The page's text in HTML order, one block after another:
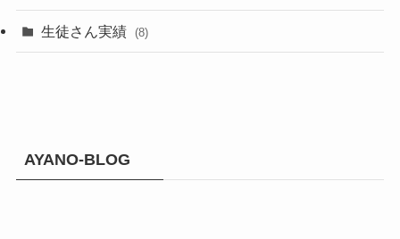
生徒さん実績 (8)
AYANO-BLOG